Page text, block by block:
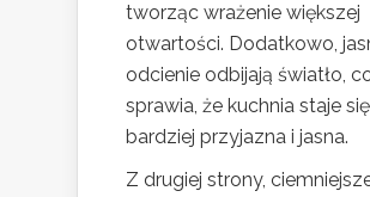
tworząc wrażenie większej
otwartości. Dodatkowo,
odcienie odbijają światło,
sprawia, że kuchnia staje się
bardziej przyjazna i jasna.
Z drugiej strony,